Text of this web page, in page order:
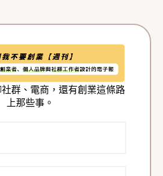
群、電商，還有創業這條路
上那些事。